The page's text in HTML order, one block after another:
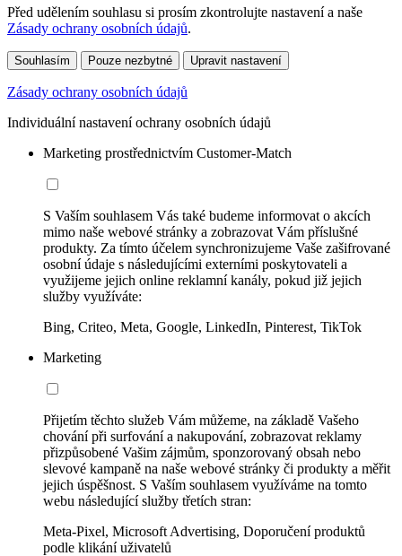
Před udělením souhlasu si prosím zkontrolujte nastavení a naše
Zásady ochrany osobních údajů.
Souhlasím Pouze nezbytné Upravit nastavení
Zásady ochrany osobních údajů
Individuální nastavení ochrany osobních údajů
Marketing prostřednictvím Customer-Match
S Vaším souhlasem Vás také budeme informovat o akcích
mimo naše webové stránky a zobrazovat Vám příslušné
produkty. Za tímto účelem synchronizujeme Vaše zašifrované
osobní údaje s následujícími externími poskytovateli a
využijeme jejich online reklamní kanály, pokud již jejich
služby využíváte:
Bing, Criteo, Meta, Google, LinkedIn, Pinterest, TikTok
Marketing
Přijetím těchto služeb Vám můžeme, na základě Vašeho
chování při surfování a nakupování, zobrazovat reklamy
přizpůsobené Vašim zájmům, sponzorovaný obsah nebo
slevové kampaně na naše webové stránky či produkty a měřit
jejich úspěšnost. S Vaším souhlasem využíváme na tomto
webu následující služby třetích stran:
Meta-Pixel, Microsoft Advertising, Doporučení produktů
podle klikání uživatelů